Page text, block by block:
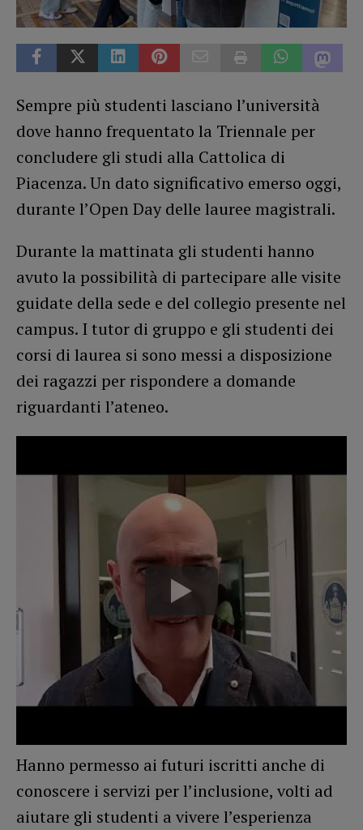
Sempre più studenti lasciano l’università
dove hanno frequentato la Triennale per
concludere gli studi alla Cattolica di
Piacenza. Un dato significativo emerso oggi,
durante l’Open Day delle lauree magistrali.
Durante la mattinata gli studenti hanno
avuto la possibilità di partecipare alle visite
guidate della sede e del collegio presente nel
campus. I tutor di gruppo e gli studenti dei
corsi di laurea si sono messi a disposizione
dei ragazzi per rispondere a domande
riguardanti l’ateneo.
Hanno permesso ai futuri iscritti anche di
conoscere i servizi per l’inclusione, volti ad
aiutare gli studenti a vivere l’esperienza